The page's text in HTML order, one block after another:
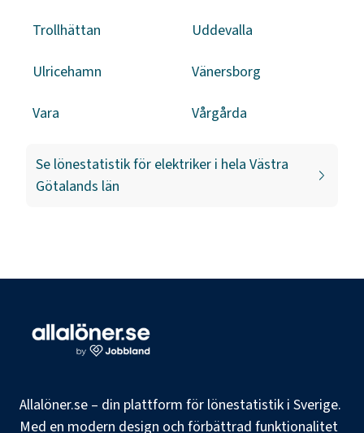
Trollhättan Uddevalla
Ulricehamn Vänersborg
Vara Vårgårda
Se lönestatistik för elektriker i hela Västra
Götalands län
Allalöner.se – din plattform för lönestatistik i Sverige.
Med en modern design och förbättrad funktionalitet